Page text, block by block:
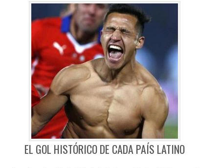
EL GOL HISTÓRICO DE CADA PAÍS LATINO